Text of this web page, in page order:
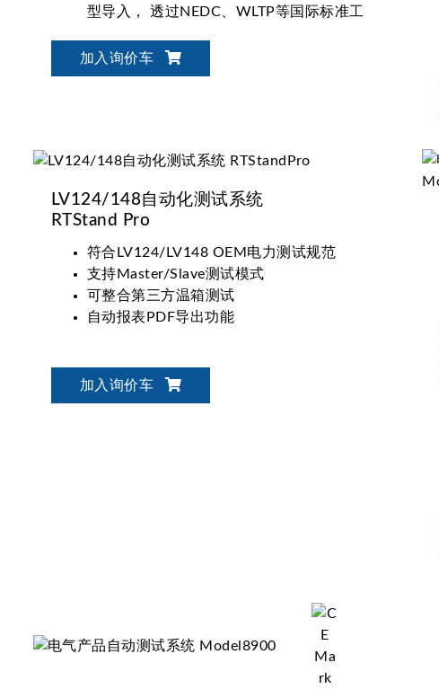
型导入， 透过NEDC、WLTP等国际标准工
支持CAN、CAN FD、LIN、RS-485通讯接
口
加入询价车
LV124/148自动化测试系统
RTStand Pro
符合LV124/LV148 OEM电力测试规范
支持Master/Slave测试模式
可整合第三方温箱测试
自动报表PDF导出功能
加入询价车